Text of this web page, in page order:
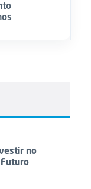
no